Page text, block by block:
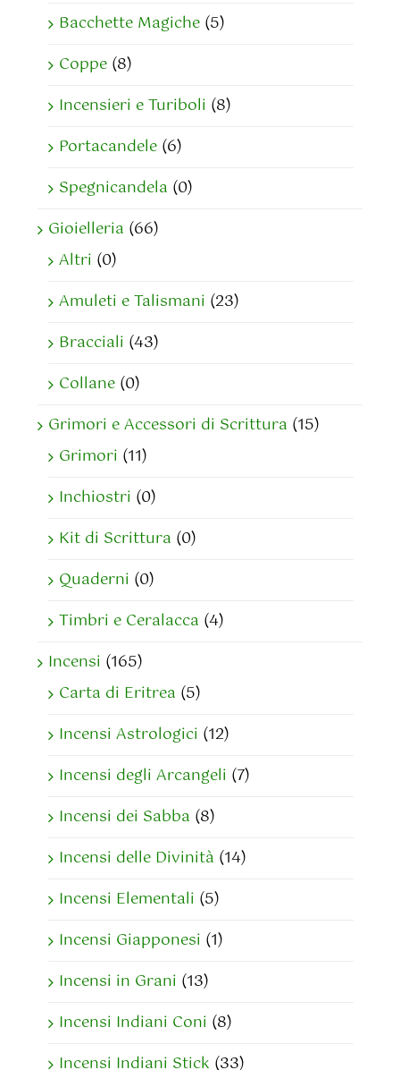
Bacchette Magiche (5)
Coppe (8)
Incensieri e Turiboli (8)
Portacandele (6)
Spegnicandela (0)
Gioielleria (66)
Altri (0)
Amuleti e Talismani (23)
Bracciali (43)
Collane (0)
Grimori e Accessori di Scrittura (15)
Grimori (11)
Inchiostri (0)
Kit di Scrittura (0)
Quaderni (0)
Timbri e Ceralacca (4)
Incensi (165)
Carta di Eritrea (5)
Incensi Astrologici (12)
Incensi degli Arcangeli (7)
Incensi dei Sabba (8)
Incensi delle Divinità (14)
Incensi Elementali (5)
Incensi Giapponesi (1)
Incensi in Grani (13)
Incensi Indiani Coni (8)
Incensi Indiani Stick (33)